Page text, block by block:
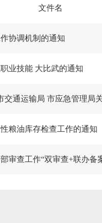
文件名
协调机制的通知
业技能 大比武的通知
粮油库存检查工作的通知
审查工作“双审查+联办备